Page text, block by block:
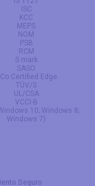
ISC
KCC
MEPS
NOM
PSB
RCM
S mark
SASO
Certified Edge
TÜV/S
UL/CSA
VCCI-B
10; Windows 8;
Windows 7)
Seguro